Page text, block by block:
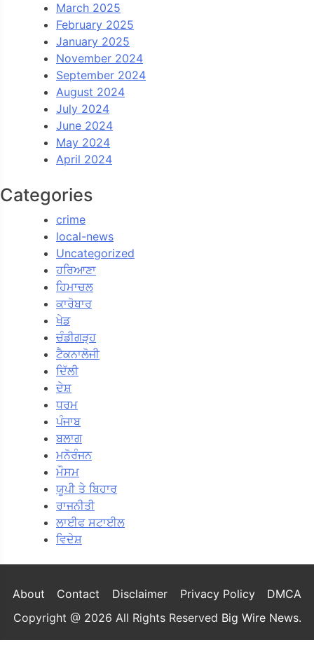
March 2025
February 2025
January 2025
November 2024
September 2024
August 2024
July 2024
June 2024
May 2024
April 2024
Categories
crime
local-news
Uncategorized
ਹਰਿਆਣਾ
ਹਿਮਾਚਲ
ਕਾਰੋਬਾਰ
ਖੇਡ
ਚੰਡੀਗੜ੍ਹ
ਟੈਕਨਾਲੋਜੀ
ਦਿੱਲੀ
ਦੇਸ਼
ਧਰਮ
ਪੰਜਾਬ
ਬਲਾਗ
ਮਨੋਰੰਜਨ
ਮੌਸਮ
ਯੂਪੀ ਤੇ ਬਿਹਾਰ
ਰਾਜਨੀਤੀ
ਲਾਈਫ ਸਟਾਈਲ
ਵਿਦੇਸ਼
About Contact Disclaimer Privacy Policy
DMCA
Copyright @ 2026 All Rights Reserved Big Wire News.